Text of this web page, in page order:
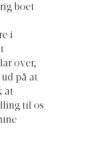
boet
i
over,
på at
at
til os